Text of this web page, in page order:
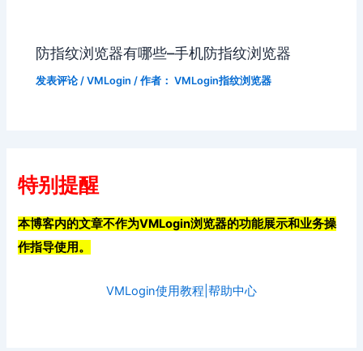
防指纹浏览器有哪些–手机防指纹浏览器
发表评论 /VMLogin / 作者： VMLogin指纹浏览器
特别提醒
本博客内的文章不作为VMLogin浏览器的功能展示和业务操
作指导使用。
VMLogin使用教程|帮助中心